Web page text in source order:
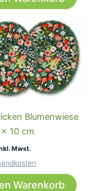
Blumenwiese
10 cm
Mwst.
Warenkorb